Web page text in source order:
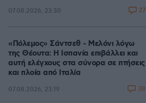
07.08.2026, 23:30 27
«Πόλεμος» Σάντσεθ - Μελόνι λόγω
της Θέουτα: Η Ισπανία επιβάλλει και
αυτή ελέγχους στα σύνορα σε πτήσεις
και πλοία από Ιταλία
07.08.2026, 23:19 38